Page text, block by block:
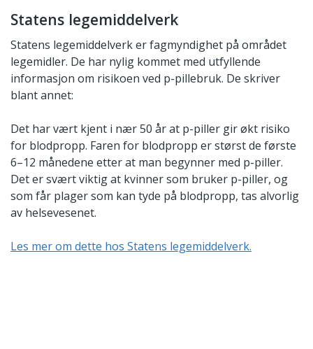
Statens legemiddelverk
Statens legemiddelverk er fagmyndighet på området
legemidler. De har nylig kommet med utfyllende
informasjon om risikoen ved p-pillebruk. De skriver
blant annet:
Det har vært kjent i nær 50 år at p-piller gir økt risiko
for blodpropp. Faren for blodpropp er størst de første
6–12 månedene etter at man begynner med p-piller.
Det er svært viktig at kvinner som bruker p-piller, og
som får plager som kan tyde på blodpropp, tas alvorlig
av helsevesenet.
Les mer om dette hos Statens legemiddelverk.